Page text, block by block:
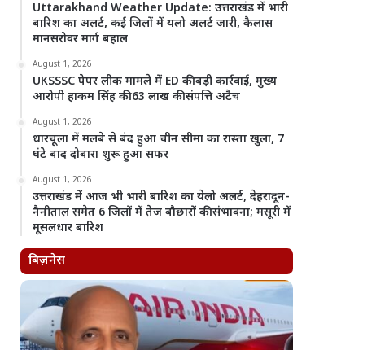
Uttarakhand Weather Update: उत्तराखंड में भारी
बारिश का अलर्ट, कई जिलों में यलो अलर्ट जारी, कैलास
मानसरोवर मार्ग बहाल
August 1, 2026
UKSSSC पेपर लीक मामले में ED की बड़ी कार्रवाई, मुख्य
आरोपी हाकम सिंह की 63 लाख की संपत्ति अटैच
August 1, 2026
धारचूला में मलबे से बंद हुआ चीन सीमा का रास्ता खुला, 7
घंटे बाद दोबारा शुरू हुआ सफर
August 1, 2026
उत्तराखंड में आज भी भारी बारिश का येलो अलर्ट, देहरादून-
नैनीताल समेत 6 जिलों में तेज बौछारों की संभावना; मसूरी में
मूसलधार बारिश
बिज़नेस